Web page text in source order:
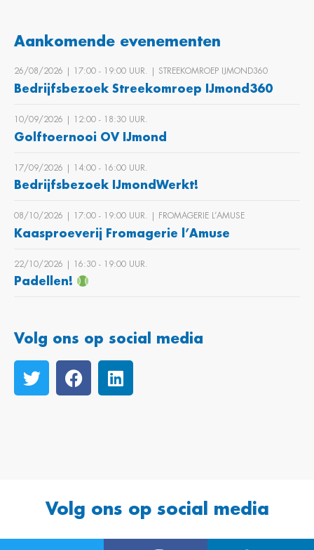
Aankomende evenementen
26/08/2026 | 17:00 ‐ 19:00 UUR. | STREEKOMROEP IJMOND360
Bedrijfsbezoek Streekomroep IJmond360
10/09/2026 | 12:00 ‐ 18:30 UUR.
Golftoernooi OV IJmond
17/09/2026 | 14:00 ‐ 16:00 UUR.
Bedrijfsbezoek IJmondWerkt!
08/10/2026 | 17:00 ‐ 19:00 UUR. | FROMAGERIE L’AMUSE
Kaasproeverij Fromagerie l’Amuse
22/10/2026 | 16:30 ‐ 19:00 UUR.
Padellen!
Volg ons op social media
Volg ons op social media